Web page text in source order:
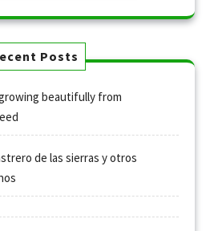
Posts
beautifully from
de las sierras y otros